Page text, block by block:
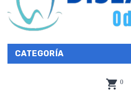
CATEGORÍA
0